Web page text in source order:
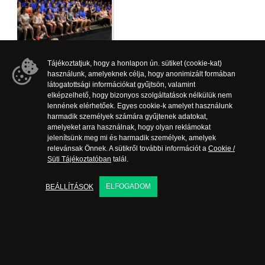
DB
Tájékoztatjuk, hogy a honlapon ún. sütiket (cookie-kat)
használunk, amelyeknek célja, hogy anonimizált formában
látogatottsági információkat gyűjtsön, valamint
elképzelhető, hogy bizonyos szolgáltatások nélkülük nem
lennének elérhetőek. Egyes cookie-k amelyet használunk
harmadik személyek számára gyűjtenek adatokat,
amelyeket arra használnak, hogy olyan reklámokat
jelenítsünk meg mi és harmadik személyek, amelyek
relevánsak Önnek. A sütikről további információt a Cookie /
Süti Tájékoztatóban talál.
BEÁLLÍTÁSOK ELFOGADOM